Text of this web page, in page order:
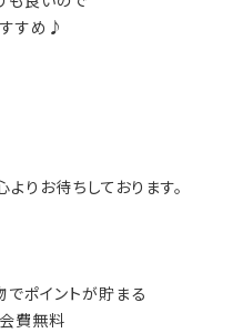
すめ♪
りお待ちしております。
でポイントが貯まる
費無料